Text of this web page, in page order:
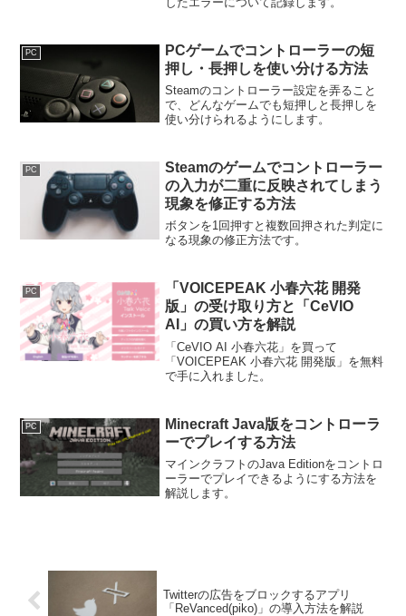
PC
PCゲームでコントローラーの短
押し・長押しを使い分ける方法
Steamのコントローラー設定を弄ること
で、どんなゲームでも短押しと長押しを
使い分けられるようにします。
PC
Steamのゲームでコントローラー
の入力が二重に反映されてしまう
現象を修正する方法
ボタンを1回押すと複数回押された判定に
なる現象の修正方法です。
PC
「VOICEPEAK 小春六花 開発
版」の受け取り方と「CeVIO
AI」の買い方を解説
「CeVIO AI 小春六花」を買って
「VOICEPEAK 小春六花 開発版」を無料
で手に入れました。
PC
Minecraft Java版をコントローラ
ーでプレイする方法
マインクラフトのJava Editionをコントロ
ーラーでプレイできるようにする方法を
解説します。
Twitterの広告をブロックするアプリ
「ReVanced(piko)」の導入方法を解説